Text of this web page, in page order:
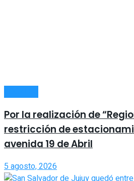
Por la realización de
restricción de
avenida 19 de Abril
5 agosto, 2026